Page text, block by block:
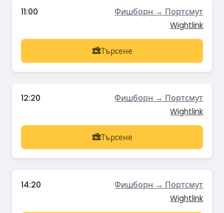
11:00 Фишборн → Портсмут
Wightlink
Търсене
12:20 Фишборн → Портсмут
Wightlink
Търсене
14:20 Фишборн → Портсмут
Wightlink